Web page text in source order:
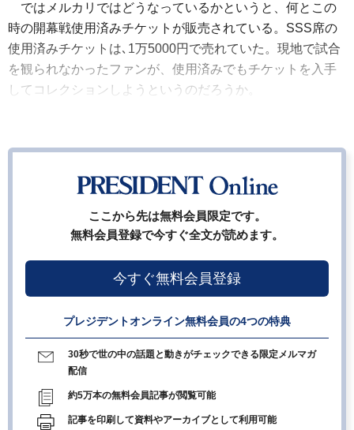
ではメルカリではどうなっているかというと、何とこの
時の開幕戦使用済みチケットが販売されている。SSS席の
使用済みチケットは､1万5000円で売れていた。現地で試合
を観られなかったファンが、使用済みでもチケットを入手
してコレクションしようというのだろうか。
ここから先は無料会員限定です。
無料会員登録で今すぐ全文が読めます。
今すぐ無料会員登録
プレジデントオンライン無料会員の4つの特典
30秒で世の中の話題と動きがチェックできる限定メルマガ
配信
約5万本の無料会員記事が閲覧可能
記事を印刷して資料やアーカイブとして利用可能